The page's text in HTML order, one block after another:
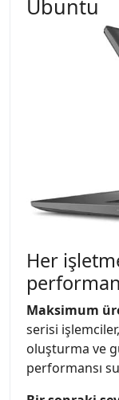
Ubuntu
Her
Maksimum
serisi
oluşturma ve
performansı